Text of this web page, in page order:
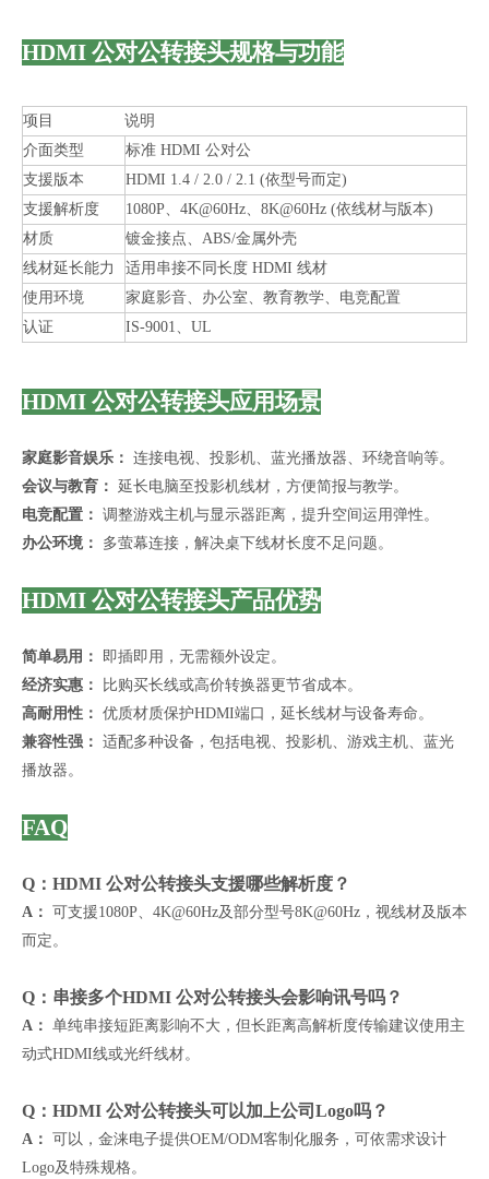
HDMI 公对公转接头规格与功能
项目
说明
介面类型
标准 HDMI 公对公
支援版本
HDMI 1.4 / 2.0 / 2.1 (依型号而定)
支援解析度
1080P、4K@60Hz、8K@60Hz (依线材与版本)
材质
镀金接点、ABS/金属外壳
线材延长能力
适用串接不同长度 HDMI 线材
使用环境
家庭影音、办公室、教育教学、电竞配置
认证
IS-9001、UL
HDMI 公对公转接头应用场景
家庭影音娱乐： 连接电视、投影机、蓝光播放器、环绕音响等。
会议与教育：
延长电脑至投影机线材，方便简报与教学。
电竞配置： 调整游戏主机与显示器距离，提升空间运用弹性。
办公环境：
多萤幕连接，解决桌下线材长度不足问题。
HDMI 公对公转接头产品优势
简单易用：
即插即用，无需额外设定。
经济实惠：
比购买长线或高价转换器更节省成本。
高耐用性： 优质材质保护HDMI端口，延长线材与设备寿命。
兼容性强： 适配多种设备，包括电视、投影机、游戏主机、蓝光
播放器。
FAQ
Q：HDMI 公对公转接头支援哪些解析度？
A： 可支援1080P、4K@60Hz及部分型号8K@60Hz，视线材及版本
而定。
Q：串接多个HDMI 公对公转接头会影响讯号吗？
A： 单纯串接短距离影响不大，但长距离高解析度传输建议使用主
动式HDMI线或光纤线材。
Q：HDMI 公对公转接头可以加上公司Logo吗？
A： 可以，金涞电子提供OEM/ODM客制化服务，可依需求设计
Logo及特殊规格。